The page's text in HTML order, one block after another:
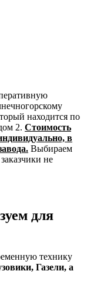
находится по
2. Стоимость
в
Выбираем
не
для
технику
Газели, а